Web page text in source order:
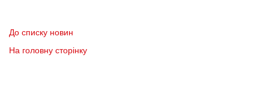
До списку новин
На головну сторінку